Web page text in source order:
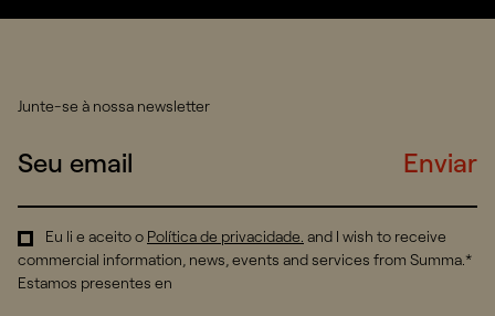
Junte-se à nossa newsletter
Enviar
Eu li e aceito o Política de privacidade. and I wish to receive
commercial information, news, events and services from Summa.*
Estamos presentes en